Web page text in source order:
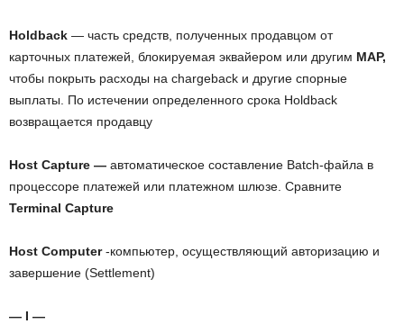
Holdback — часть средств, полученных продавцом от
карточных платежей, блокируемая эквайером или другим MAP,
чтобы покрыть расходы на chargeback и другие спорные
выплаты. По истечении определенного срока Holdback
возвращается продавцу
Host Capture — автоматическое составление Batch-файла в
процессоре платежей или платежном шлюзе. Сравните
Terminal Capture
Host Computer-компьютер, осуществляющий авторизацию и
завершение (Settlement)
— I —